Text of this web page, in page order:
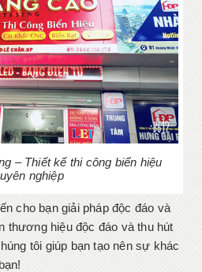
– Thiết kế thi công biển hiệu
nghiệp
cho bạn giải pháp độc đáo và
thương hiệu độc đáo và thu hút
tôi giúp bạn tạo nên sự khác